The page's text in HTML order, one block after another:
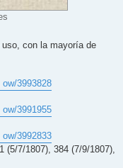
uso, con la mayoría de
3993828
3991955
3992833
(5/7/1807), 384 (7/9/1807),